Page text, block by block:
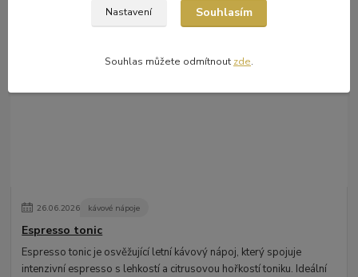
Cold brew z výběrových káv: moderní příprava, čistá chuť a
26.06.2026 kávové nápoje
Espresso tonic
Espresso tonic je osvěžující letní kávový nápoj, který spojuje
intenzivní espresso s lehkostí a citrusovou hořkostí toniku. Ideální
Nastavení Souhlasím
Souhlas můžete odmítnout zde.